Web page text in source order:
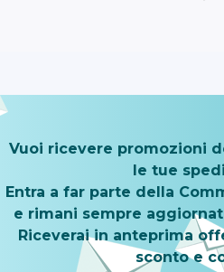
Vuoi ricevere promozioni
le tue
Entra a far parte della
e rimani sempre
Riceverai in anteprima
sconto e